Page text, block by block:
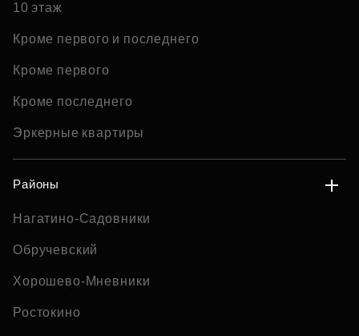
10 этаж
Кроме первого и последнего
Кроме первого
Кроме последнего
Эркерные квартиры
Районы
Нагатино-Садовники
Обручевский
Хорошево-Мневники
Ростокино